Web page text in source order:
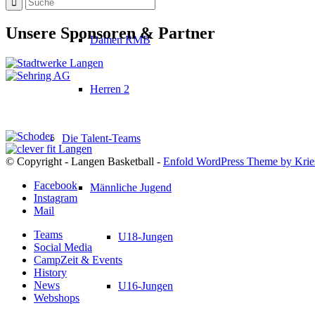
Damen RMB
Herren 2
Die Talent-Teams
Männliche Jugend
U18-Jungen
U16-Jungen
Unsere Sponsoren & Partner
© Copyright - Langen Basketball - Enfold WordPress Theme by
Facebook
Instagram
Mail
Teams
Social Media
CampZeit & Events
History
News
Webshops